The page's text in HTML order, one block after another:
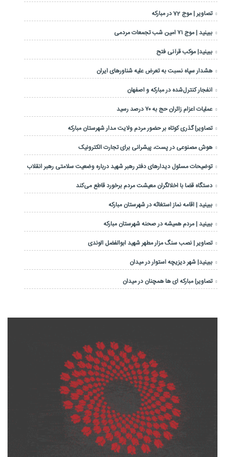
تصاویر | موج 72 در مبارکه
ببینید | موج ۷۱ امین شب تجمعات مردمی
ببینید| موکب قرآنی فتح
هشدار سپاه نسبت به تعرض علیه شناورهای ایران
انفجار کنترل‌شده در مبارکه و اصفهان
عملیات اعزام زائران حج به ۷۰ درصد رسید
تصاویر| گذری کوتاه بر حضور مردم ولایت مدار شهرستان مبارکه
هوش مصنوعی در پست، پیشرانی برای تجارت الکترونیک
توضیحات مسئول دیدارهای دفتر رهبر شهید درباره وضعیت سلامتی رهبر انقلاب
دستگاه قضا با اخلالگران معیشت مردم برخورد قاطع می‌کند
ببینید | اقامه نماز استغاثه در شهرستان مبارکه
ببینید | مردم همیشه در صحنه شهرستان مبارکه
تصاویر | نصب سنگ مزار مطهر شهید ابوالفضل الوندی
ببینید| شهر دیزیچه استوار در میدان
تصاویر| مبارکه ای ها همچنان در میدان